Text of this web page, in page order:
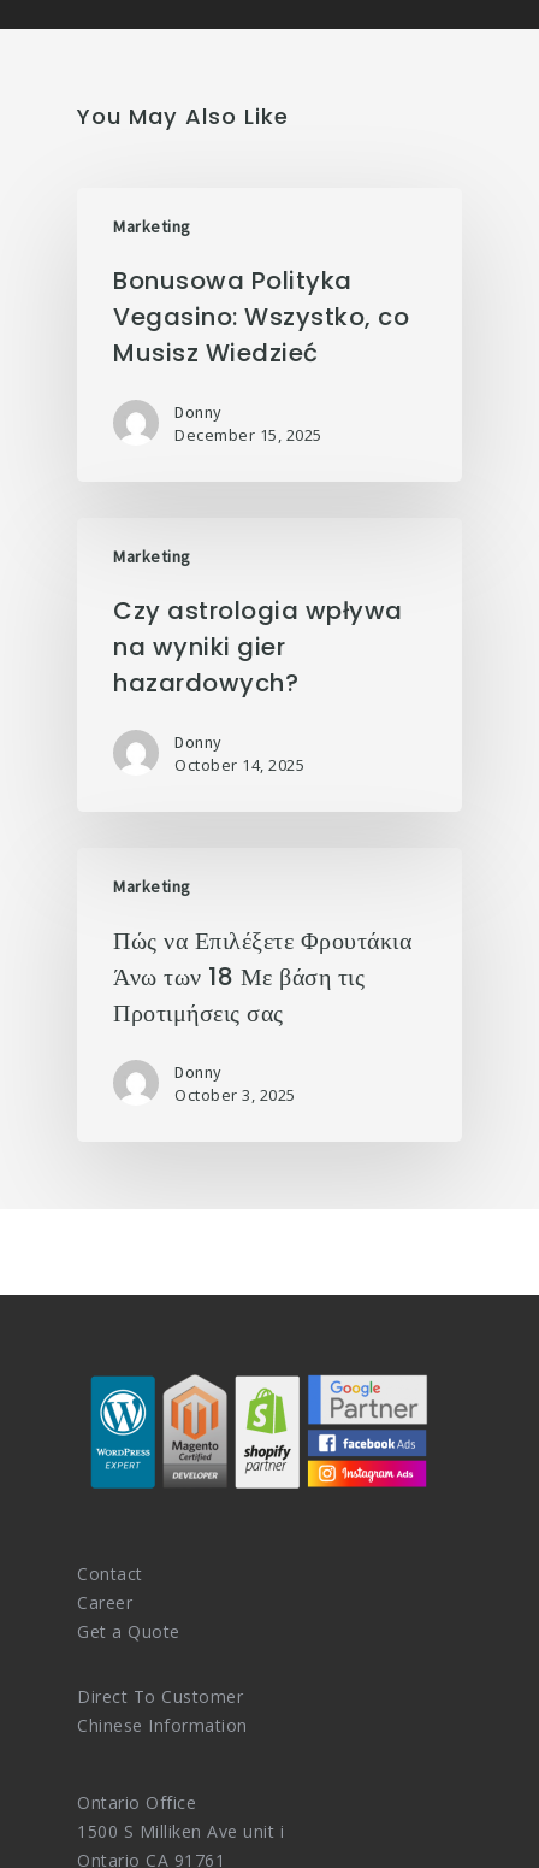
You May Also Like
Marketing
Bonusowa Polityka
Vegasino: Wszystko, co
Musisz Wiedzieć
Donny
December 15, 2025
Marketing
Czy astrologia wpływa
na wyniki gier
hazardowych?
Donny
October 14, 2025
Marketing
Πώς να Επιλέξετε Φρουτάκια
Άνω των 18 Με βάση τις
Προτιμήσεις σας
Donny
October 3, 2025
Contact
Career
Get a Quote
Direct To Customer
Chinese Information
Ontario Office
1500 S Milliken Ave unit i
Ontario CA 91761